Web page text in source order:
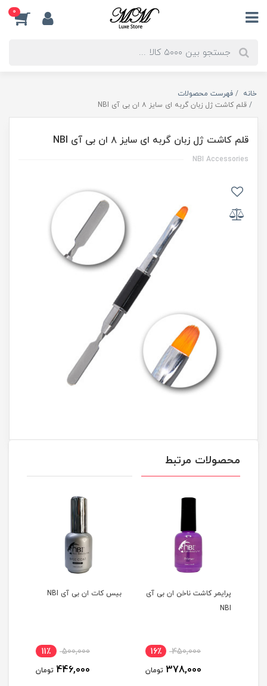
0
خانه
فهرست محصولات
قلم کاشت ژل زبان گربه ای سایز ۸ ان بی آی NBI
قلم کاشت ژل زبان گربه ای سایز ۸ ان بی آی NBI
NBI Accessories
محصولات مرتبط
پرایمر کاشت ناخن ان بی آی
NBI
450,000 16٪
378,000 تومان
بیس کات ان بی آی NBI
500,000 11٪
446,000 تومان